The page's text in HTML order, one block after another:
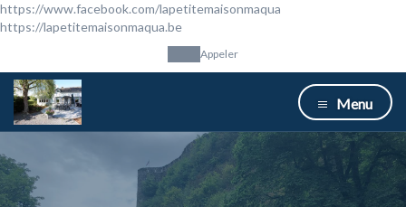
https://www.facebook.com/lapetitemaisonmaqua
https://lapetitemaisonmaqua.be
Appeler
Menu